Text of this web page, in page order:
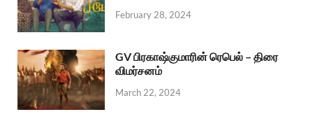
February 28, 2024
GV பிரகாஷ்குமாரின் ரெபெல் – திரை
விமர்சனம்
March 22, 2024